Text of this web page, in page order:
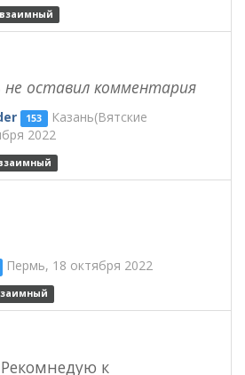
взаимный
не оставил комментария
153 Казань(Вятские
2022
Пермь, 18 октября 2022
к